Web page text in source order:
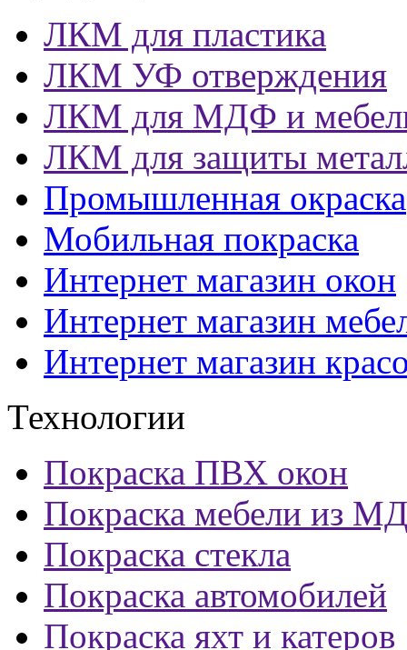
ЛКМ для пластика
ЛКМ УФ отверждения
ЛКМ для МДФ и
ЛКМ для защиты
Промышленная окраска
Мобильная покраска
Интернет магазин окон
Интернет магазин
Интернет магазин
Технологии
Покраска ПВХ окон
Покраска мебели из
Покраска стекла
Покраска автомобилей
Покраска яхт и катеров